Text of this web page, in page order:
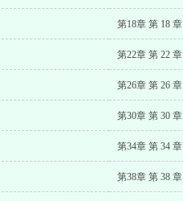
第18章 第 18 章
第22章 第 22 章
第26章 第 26 章
第30章 第 30 章
第34章 第 34 章
第38章 第 38 章